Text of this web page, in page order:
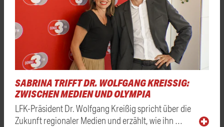
SABRINA TRIFFT DR. WOLFGANG KREISSIG: Z
WISCHEN MEDIEN UND OLYMPIA
LFK-Präsident Dr. Wolfgang Kreißig spricht über die
Zukunft regionaler Medien und erzählt, wie ihn …